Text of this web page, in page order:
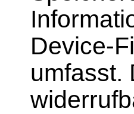
Device-
umfasst.